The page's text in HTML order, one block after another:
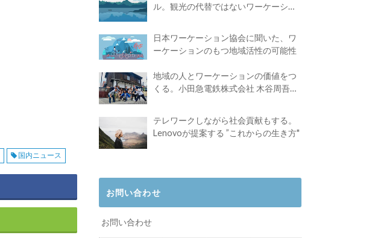
国内ニュース
ル。観光の代替ではないワーケーショ
日本ワーケーション協会に聞いた、ワ
ーケーションのもつ地域活性の可能性
地域の人とワーケーションの価値をつ
くる。小田急電鉄株式会社 木谷周吾さ
テレワークしながら社会貢献もする。
Lenovoが提案する ”これからの生き方"
お問い合わせ
お問い合わせ